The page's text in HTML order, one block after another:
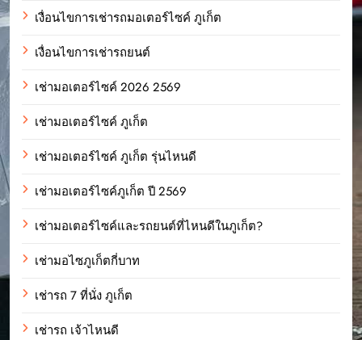
เงื่อนไขการเช่ารถมอเตอร์ไซค์ ภูเก็ต
เงื่อนไขการเช่ารถยนต์
เช่ามอเตอร์ไซค์ 2026 2569
เช่ามอเตอร์ไซค์ ภูเก็ต
เช่ามอเตอร์ไซค์ ภูเก็ต รุ่นไหนดี
เช่ามอเตอร์ไซค์ภูเก็ต ปี 2569
เช่ามอเตอร์ไซค์และรถยนต์ที่ไหนดีในภูเก็ต?
เช่ามอไซภูเก็ตกี่บาท
เช่ารถ 7 ที่นั่ง ภูเก็ต
เช่ารถ เจ้าไหนดี